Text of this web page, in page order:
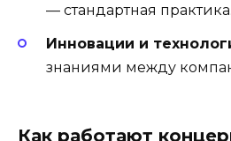
— стандартная практика.
Инновации и
знаниями между
Как работают